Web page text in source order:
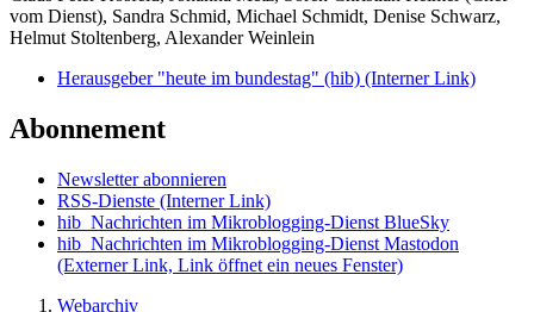
vom Dienst), Sandra Schmid, Michael Schmidt, Denise Schwarz,
Helmut Stoltenberg, Alexander Weinlein
Herausgeber "heute im bundestag" (hib) (Interner Link)
Abonnement
Newsletter abonnieren
RSS-Dienste (Interner Link)
hib_Nachrichten im Mikroblogging-Dienst BlueSky
hib_Nachrichten im Mikroblogging-Dienst Mastodon
(Externer Link, Link öffnet ein neues Fenster)
Webarchiv